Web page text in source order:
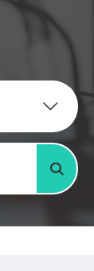
搜尋